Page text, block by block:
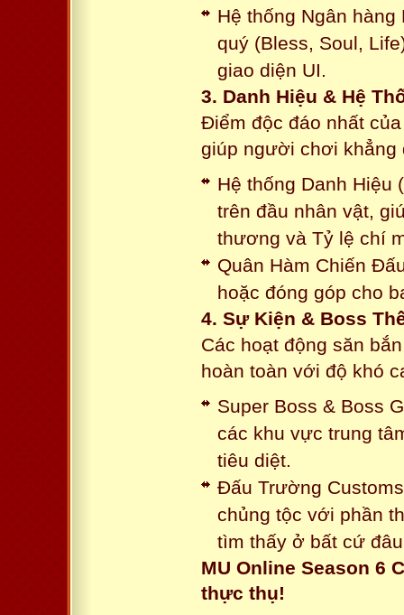
Hệ thống Ngân
quý (Bless, Soul,
giao diện UI.
3. Danh Hiệu & Hệ
Điểm độc đáo nhất
giúp người chơi khẳng
Hệ thống Danh Hiệu
trên đầu nhân vật,
thương và Tỷ lệ chí
Quân Hàm Chiến
hoặc đóng góp cho
4. Sự Kiện & Boss
Các hoạt động săn
hoàn toàn với độ khó
Super Boss & Boss
các khu vực trung
tiêu diệt.
Đấu Trường
chủng tộc với phần
tìm thấy ở bất cứ
MU Online Season 6
thực thụ!